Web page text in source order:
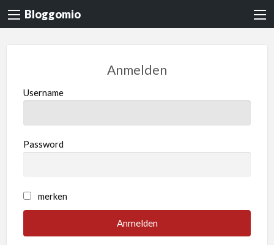
Bloggomio
Anmelden
Username
Password
merken